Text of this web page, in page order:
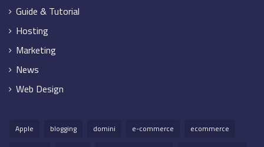
Guide & Tutorial
Hosting
Marketing
News
Web Design
Apple blogging domini e-commerce
ecommerce